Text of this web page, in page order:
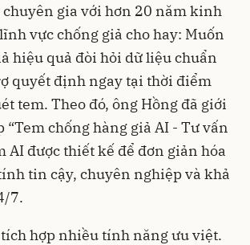
chuyên gia với hơn 20 năm kinh
vực chống giả cho hay: Muốn
hiệu quả đòi hỏi dữ liệu chuẩn
quyết định ngay tại thời điểm
tem. Theo đó, ông Hồng đã giới
chống hàng giả AI - Tư vấn
AI được thiết kế để đơn giản hóa
tin cậy, chuyên nghiệp và khả
7.
hợp nhiều tính năng ưu việt.